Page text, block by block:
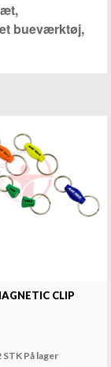
bueværktøj,
CLIP
STK På lager